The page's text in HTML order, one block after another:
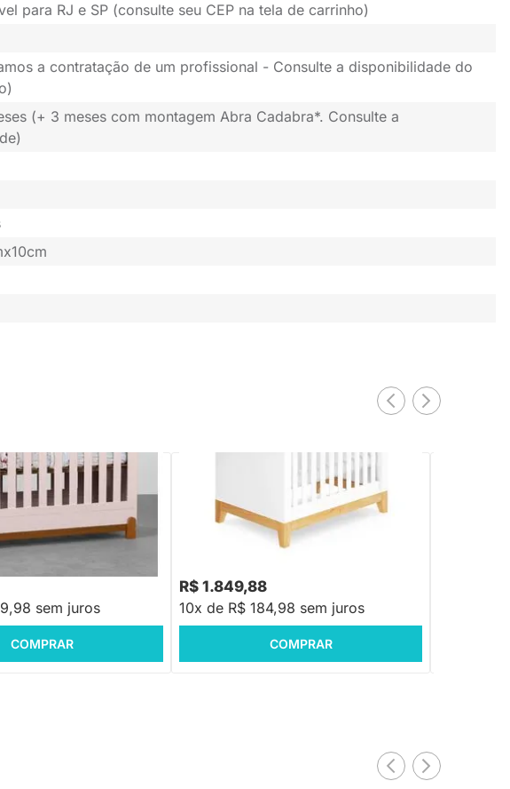
para RJ e SP (consulte seu CEP na tela de carrinho)
a contratação de um profissional - Consulte a disponibilidade do
(+ 3 meses com montagem Abra Cadabra*. Consulte a
PRONTA ENTREGA
Lotus - Rosa Fosco
sem juros
COMPRAR
PRONTA ENTREGA
Berço Cama Amor Perfeito - Branco
R$ 1.849,88
10x de R$ 184,98 sem juros
COMPRAR